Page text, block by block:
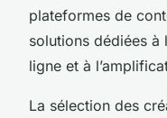
plateformes de
solutions dédiées à
ligne et à
La sélection des